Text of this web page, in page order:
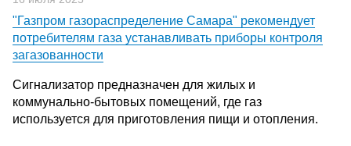
"Газпром газораспределение Самара" рекомендует
потребителям газа устанавливать приборы контроля
загазованности
Сигнализатор предназначен для жилых и
коммунально-бытовых помещений, где газ
используется для приготовления пищи и отопления.